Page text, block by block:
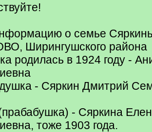
о семье
Ширингушского района
родилась в 1924 году -
- Сяркин Дмитрий
- Сяркина
тоже 1903 года.